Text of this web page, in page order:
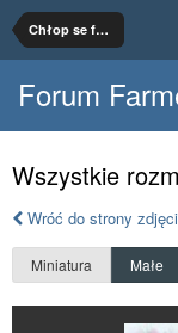
Chłop se fotki dodał!
Forum
Wszystkie
Wróć do strony
Miniatura Małe